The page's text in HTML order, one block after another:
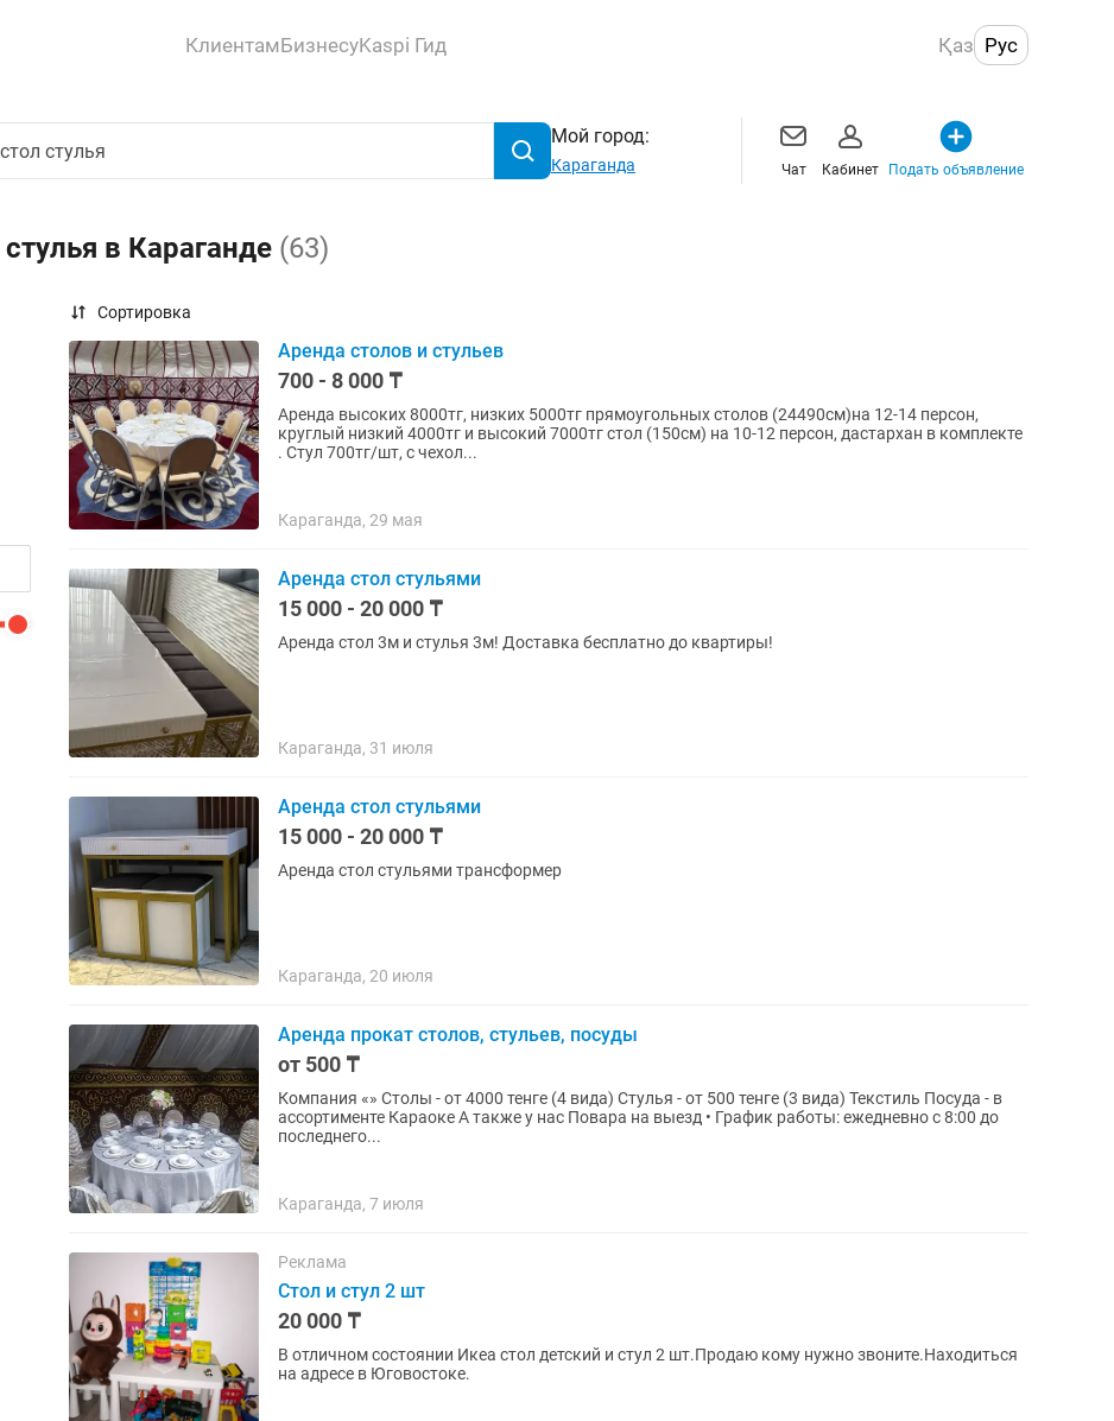
КлиентамБизнесуKaspi Гид Қаз Рус
Мой город:
Караганда Чат Кабинет Подать объявление
в Караганде (63)
Сортировка
Аренда столов и стульев
700 - 8 000 ₸
Аренда высоких 8000тг, низких 5000тг прямоугольных столов (24490см)на 12-14 персон,
круглый низкий 4000тг и высокий 7000тг стол (150см) на 10-12 персон, дастархан в комплекте
. Стул 700тг/шт, с чехол...
Караганда, 29 мая
Аренда стол стульями
15 000 - 20 000 ₸
Аренда стол 3м и стулья 3м! Доставка бесплатно до квартиры!
Караганда, 31 июля
Аренда стол стульями
15 000 - 20 000 ₸
Аренда стол стульями трансформер
Караганда, 20 июля
Аренда прокат столов, стульев, посуды
от 500 ₸
Компания «» Столы - от 4000 тенге (4 вида) Стулья - от 500 тенге (3 вида) Текстиль Посуда - в
ассортименте Караоке А также у нас Повара на выезд • График работы: ежедневно с 8:00 до
последнего...
Караганда, 7 июля
Реклама
Стол и стул 2 шт
20 000 ₸
В отличном состоянии Икеа стол детский и стул 2 шт.Продаю кому нужно звоните.Находиться
на адресе в Юговостоке.